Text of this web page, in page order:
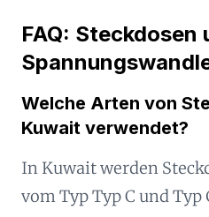
FAQ: Steckdosen
Welche Arten von
Kuwait verwendet?
In Kuwait werden
vom Typ Typ C und Typ